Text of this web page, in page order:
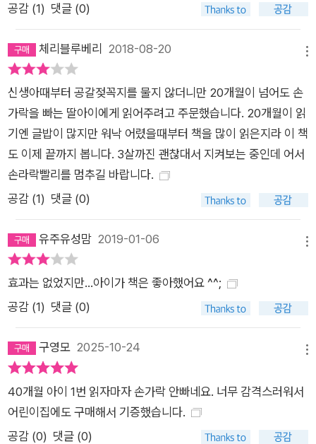
공감 (1) 댓글 (0)
체리블루베리 2018-08-20
신생아때부터 공갈젖꼭지를 물지 않더니만 20개월이 넘어도 손
가락을 빠는 딸아이에게 읽어주려고 주문했습니다. 20개월이 읽
기엔 글밥이 많지만 워낙 어렸을때부터 책을 많이 읽은지라 이 책
도 이제 끝까지 봅니다. 3살까진 괜찮대서 지켜보는 중인데 어서
손라락빨리를 멈추길 바랍니다.
공감 (1) 댓글 (0)
유주유성맘 2019-01-06
효과는 없었지만...아이가 책은 좋아했어요 ^^;
공감 (1) 댓글 (0)
구영모 2025-10-24
40개월 아이 1번 읽자마자 손가락 안빠네요. 너무 감격스러워서
어린이집에도 구매해서 기증했습니다.
공감 (0) 댓글 (0)